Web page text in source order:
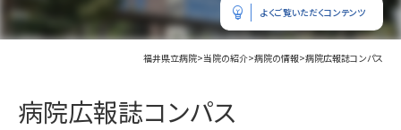
福井県立病院>当院の紹介>病院の情報>病院広報誌コンパス
病院広報誌コンパス
emoji_objects よくご覧いただくコンテンツ